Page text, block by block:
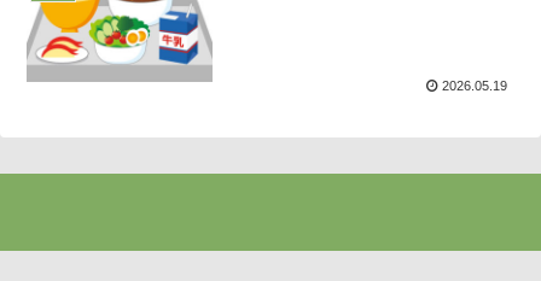
2026.05.19